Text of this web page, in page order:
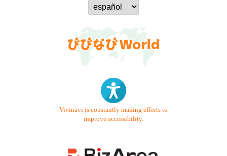
Vivinavi is constantly making efforts to
improve accessibility.